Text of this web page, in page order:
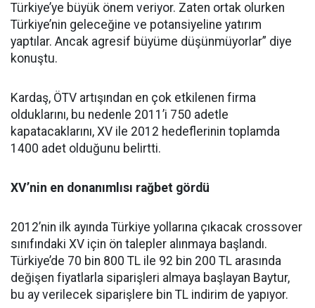
Türkiye’ye büyük önem veriyor. Zaten ortak olurken
Türkiye’nin geleceğine ve potansiyeline yatırım
yaptılar. Ancak agresif büyüme düşünmüyorlar” diye
konuştu.
Kardaş, ÖTV artışından en çok etkilenen firma
olduklarını, bu nedenle 2011’i 750 adetle
kapatacaklarını, XV ile 2012 hedeflerinin toplamda
1400 adet olduğunu belirtti.
XV’nin en donanımlısı rağbet gördü
2012’nin ilk ayında Türkiye yollarına çıkacak crossover
sınıfındaki XV için ön talepler alınmaya başlandı.
Türkiye’de 70 bin 800 TL ile 92 bin 200 TL arasında
değişen fiyatlarla siparişleri almaya başlayan Baytur,
bu ay verilecek siparişlere bin TL indirim de yapıyor.